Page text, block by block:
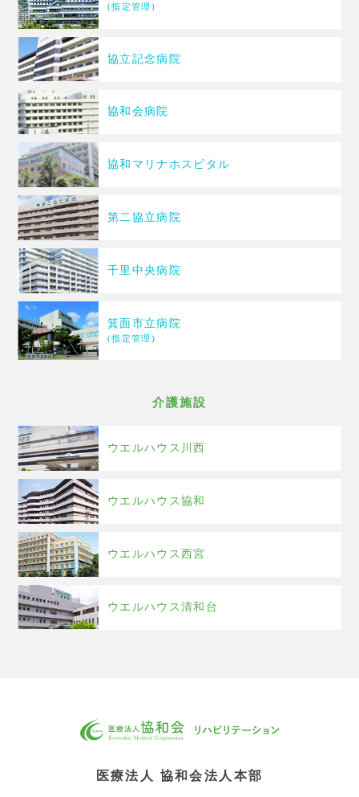
(指定管理)
協立記念病院
協和会病院
協和マリナホスピタル
第二協立病院
千里中央病院
箕面市立病院
(指定管理)
介護施設
ウエルハウス川西
ウエルハウス協和
ウエルハウス西宮
ウエルハウス清和台
医療法人 協和会法人本部